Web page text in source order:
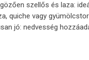
szellős és laza:
quiche vagy
jó: nedvesség